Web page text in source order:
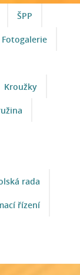
ŠPP
Fotogalerie
Kroužky
rada
řízení